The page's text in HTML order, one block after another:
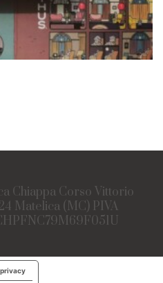
Chiappa Corso Vittorio
Matelica (MC) PIVA